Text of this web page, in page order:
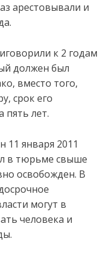
арестовывали и
к 2 годам
должен был
вместо того,
срок его
пять лет.
11 января 2011
в тюрьме свыше
освобожден. В
могут в
человека и